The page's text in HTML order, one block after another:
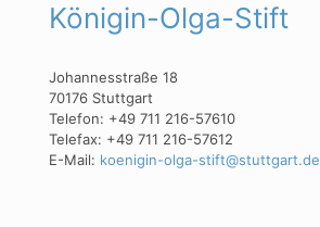
Königin-Olga-Stift
Johannesstraße 18
70176 Stuttgart
Telefon: +49 711 216-57610
Telefax: +49 711 216-57612
E-Mail: koenigin-olga-stift@stuttgart.de